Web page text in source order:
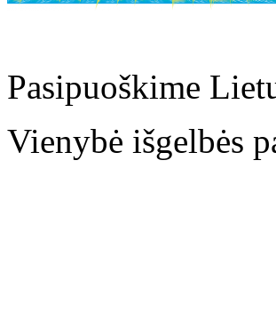
Pasipuoškime
Vienybė išgelbės